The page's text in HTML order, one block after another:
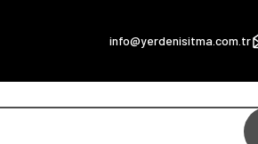
info@yerdenisitma.com.tr